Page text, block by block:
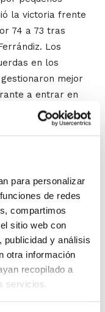
para personalizar
de redes
compartimos
sitio web con
publicidad y análisis
otra información
recopilado a
servicios.
la victoria frente
74 a 73 tras
Los
en los
mejor
a entrar en
a su equipo con
número 19,
Basket
Femenina 2 con
Antiguo
Fonteta que
despedida del
terminado la
ya que la de